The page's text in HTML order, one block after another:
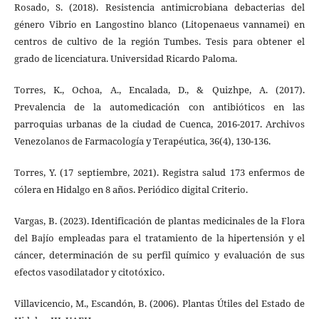
Rosado, S. (2018). Resistencia antimicrobiana debacterias del
género Vibrio en Langostino blanco (Litopenaeus vannamei) en
centros de cultivo de la región Tumbes. Tesis para obtener el
grado de licenciatura. Universidad Ricardo Paloma.
Torres, K., Ochoa, A., Encalada, D., & Quizhpe, A. (2017).
Prevalencia de la automedicación con antibióticos en las
parroquias urbanas de la ciudad de Cuenca, 2016-2017. Archivos
Venezolanos de Farmacología y Terapéutica, 36(4), 130-136.
Torres, Y. (17 septiembre, 2021). Registra salud 173 enfermos de
cólera en Hidalgo en 8 años. Periódico digital Criterio.
Vargas, B. (2023). Identificación de plantas medicinales de la Flora
del Bajío empleadas para el tratamiento de la hipertensión y el
cáncer, determinación de su perfil químico y evaluación de sus
efectos vasodilatador y citotóxico.
Villavicencio, M., Escandón, B. (2006). Plantas Útiles del Estado de